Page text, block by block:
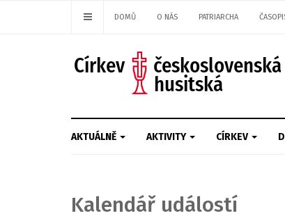
DOMŮ O NÁS PATRIARCHA
AKTUÁLNĚ AKTIVITY CÍRKEV
Kalendář událostí